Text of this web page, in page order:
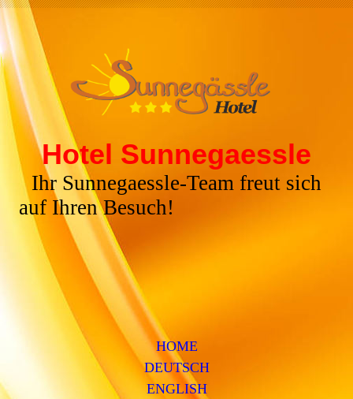
Hotel Sunnegaessle
Ihr Sunnegaessle-Team freut sich
auf Ihren Besuch!
HOME
DEUTSCH
ENGLISH